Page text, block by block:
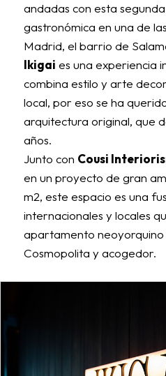
andadas con esta
gastronómica en una de
Madrid, el barrio de
Ikigai es una experiencia
combina estilo y arte
local, por eso se ha
arquitectura original, que
años.
Junto con Cousi
en un proyecto de gran
m2, este espacio es una
internacionales y locales
apartamento neoyorquino
Cosmopolita y acogedor.